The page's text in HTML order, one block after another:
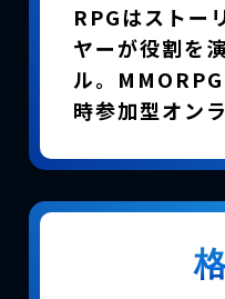
RPGはストー
ヤーが役割を
ル。
時参加型オン